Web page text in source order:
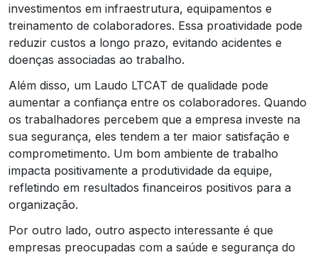
investimentos em infraestrutura, equipamentos e
treinamento de colaboradores. Essa proatividade pode
reduzir custos a longo prazo, evitando acidentes e
doenças associadas ao trabalho.
Além disso, um Laudo LTCAT de qualidade pode
aumentar a confiança entre os colaboradores. Quando
os trabalhadores percebem que a empresa investe na
sua segurança, eles tendem a ter maior satisfação e
comprometimento. Um bom ambiente de trabalho
impacta positivamente a produtividade da equipe,
refletindo em resultados financeiros positivos para a
organização.
Por outro lado, outro aspecto interessante é que
empresas preocupadas com a saúde e segurança do